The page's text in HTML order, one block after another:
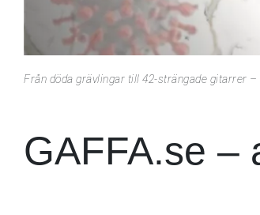
Från döda grävlingar till 42-strängade gitarrer
GAFFA.se –